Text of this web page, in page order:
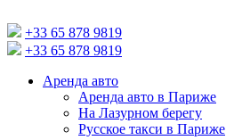
+33 65 878 9819
+33 65 878 9819
Аренда авто
Аренда авто в Париже
На Лазурном берегу
Русское такси в Париже